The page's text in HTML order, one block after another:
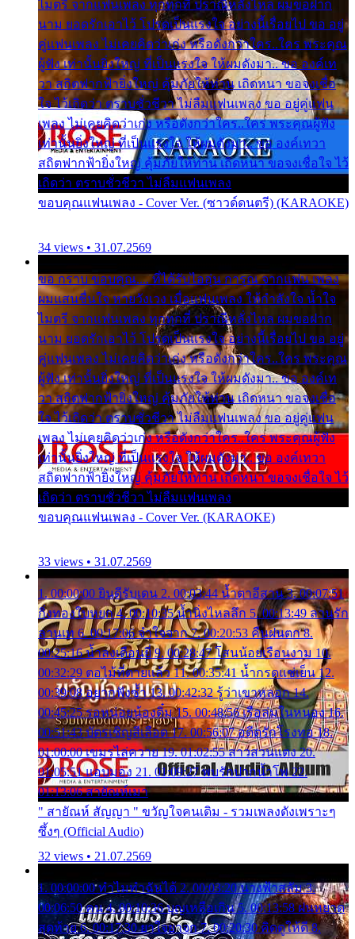
ไมตรี จากแฟนเพลง ทุกทุกที่ ปราณีหลั่งไหล ผมขอฝาก
นาม ยอดรักเอาไว้ โปรดเป็นแรงใจ อย่างนี้เรื่อยไป ขอ อยู่
คู่แฟนเพลง ไม่เคยคิดว่าเก่ง หรือดังกว่าใคร..ใคร พระคุณ
ผู้ฟัง เท่านั้นยิ่งใหญ่ ที่เป็นแรงใจ ให้ผมดังมา.. ขอ องค์เท
วา สถิตฟากฟ้ายิ่งใหญ่ คุ้มภัยให้ท่าน เถิดหนา ขอจงเชื่อ
ใจ ไว้เถิดว่า ตราบชั่วชีวา ไม่ลืมแฟนเพลง ขอ อยู่คู่แฟน
เพลง ไม่เคยคิดว่าเก่ง หรือดังกว่าใคร..ใคร พระคุณผู้ฟัง
เท่านั้นยิ่งใหญ่ ที่เป็นแรงใจ ให้ผมดังมา.. ขอ องค์เทวา
สถิตฟากฟ้ายิ่งใหญ่ คุ้มภัยให้ท่าน เถิดหนา ขอจงเชื่อใจ ไว้
เถิดว่า ตราบชั่วชีวา ไม่ลืมแฟนเพลง
ขอบคุณแฟนเพลง - Cover Ver. (ซาวด์ดนตรี) (KARAOKE)
34 views • 31.07.2569
ขอ กราบ ขอบคุณ.... ที่ได้รับไออุ่น การุณ จากแฟน เพลง
ผมแสนชื่นใจ หายวังเวง เมื่อแฟนเพลง ให้กำลังใจ น้ำใจ
ไมตรี จากแฟนเพลง ทุกทุกที่ ปราณีหลั่งไหล ผมขอฝาก
นาม ยอดรักเอาไว้ โปรดเป็นแรงใจ อย่างนี้เรื่อยไป ขอ อยู่
คู่แฟนเพลง ไม่เคยคิดว่าเก่ง หรือดังกว่าใคร..ใคร พระคุณ
ผู้ฟัง เท่านั้นยิ่งใหญ่ ที่เป็นแรงใจ ให้ผมดังมา.. ขอ องค์เท
วา สถิตฟากฟ้ายิ่งใหญ่ คุ้มภัยให้ท่าน เถิดหนา ขอจงเชื่อ
ใจ ไว้เถิดว่า ตราบชั่วชีวา ไม่ลืมแฟนเพลง ขอ อยู่คู่แฟน
เพลง ไม่เคยคิดว่าเก่ง หรือดังกว่าใคร..ใคร พระคุณผู้ฟัง
เท่านั้นยิ่งใหญ่ ที่เป็นแรงใจ ให้ผมดังมา.. ขอ องค์เทวา
สถิตฟากฟ้ายิ่งใหญ่ คุ้มภัยให้ท่าน เถิดหนา ขอจงเชื่อใจ ไว้
เถิดว่า ตราบชั่วชีวา ไม่ลืมแฟนเพลง
ขอบคุณแฟนเพลง - Cover Ver. (KARAOKE)
33 views • 31.07.2569
1. 00:00:00 ยินดีรับเดน 2. 00:03:44 น้ำตาอีสาน 3. 00:07:51
กิ่งทองใบหยก 4. 00:10:35 น้ำนิ่งไหลลึก 5. 00:13:49 ลานรัก
ลานเท 6. 00:17:06 จำใจจาก 7. 00:20:53 คืนฝนตก 8.
00:25:16 น้ำลงเดือนยี่ 9. 00:28:47 โสนน้อยเรือนงาม 10.
00:32:29 ตอไม้ที่ตายแล้ว 11. 00:35:41 น้ำกรดแช่เย็น 12.
00:39:08 อยากฟังซ้ำ 13. 00:42:32 รู้ว่าเขาหลอก 14.
00:45:25 รอหน่อยน้องติ๋ม 15. 00:48:56 เรือล่มในหนอง 16.
00:51:43 บัตรเชิญสีเลือด 17. 00:56:07 อดีตรักโรงทอ 18.
01:00:00 เขมรไล่ควาย 19. 01:02:55 สาวสวนแตง 20.
01:05:51 แอบมอง 21. 01:09:27 พบรักปากน้ำโพ 22.
01:13:06 สายัณห์เมา
" สายัณห์ สัญญา " ขวัญใจคนเดิม - รวมเพลงดังเพราะๆ
ซึ้งๆ (Official Audio)
32 views • 21.07.2569
1. 00:00:00 ทำไมทำฉันได้ 2. 00:03:20 นางฟ้าสลัม 3.
00:06:50 คน 4. 00:10:36 บุญเหลือเกิน 5. 00:13:58 ฝนหยาด
สุดท้าย 6. 00:17:30 ยาใจยาจก 7. 00:20:30 คิดดูให้ดี 8.